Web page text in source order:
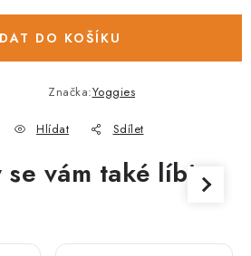
DO KOŠÍKU
Značka:Yoggies
Hlídat Sdílet
se vám také líbit